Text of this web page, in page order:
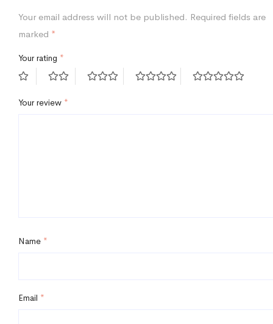
Your email address will not be published. Required fields are
marked *
Your rating *
Your review *
Name *
Email *